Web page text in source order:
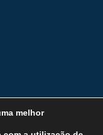
de Olhos de
Vilmar Müller –
melhor